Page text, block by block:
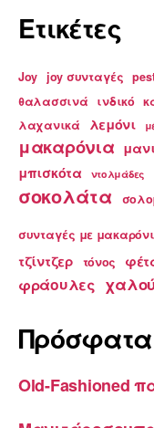
Ετικέτες
Joy joy συνταγές
θαλασσινά ινδικό
λαχανικά λεμόνι
μακαρόνια
μπισκότα ντολμάδες
σοκολάτα
συνταγές με
τζίντζερ τόνος
φράουλες
Old-Fashioned